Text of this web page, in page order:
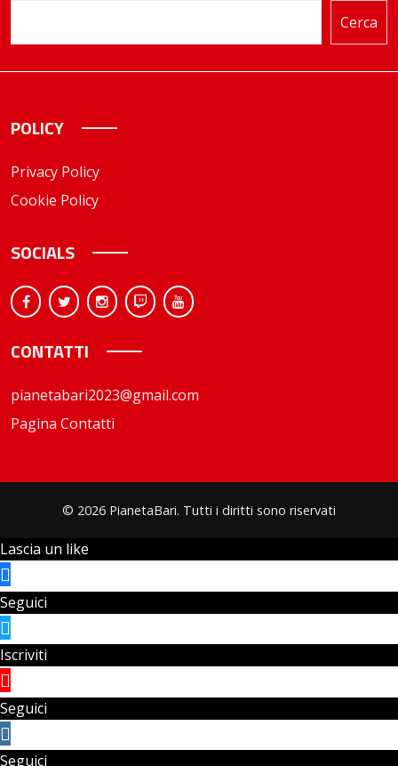
Cerca
POLICY
Privacy Policy
Cookie Policy
SOCIALS
CONTATTI
pianetabari2023@gmail.com
Pagina Contatti
© 2026 PianetaBari. Tutti i diritti sono riservati
Lascia un like
Seguici
Iscriviti
Seguici
Seguici